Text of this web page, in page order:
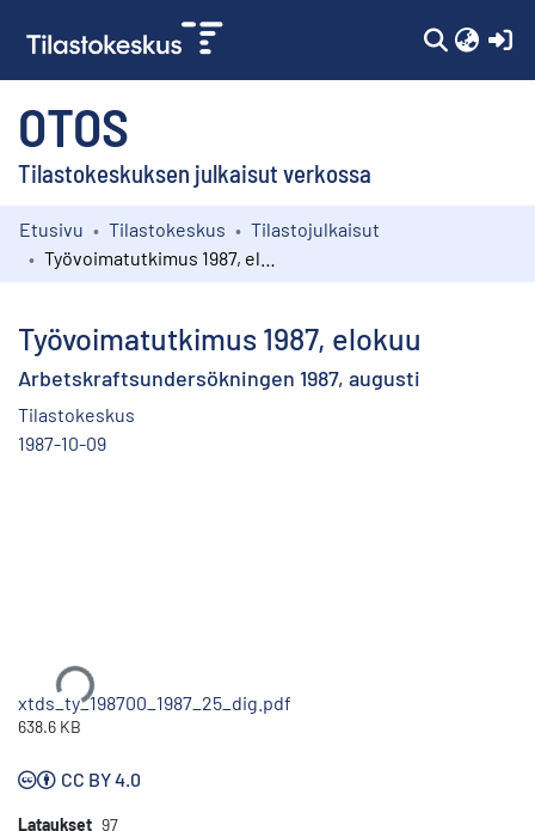
OTOS
Tilastokeskuksen julkaisut verkossa
Kokoelmat
Etusivu Tilastokeskus
Tilastojulkaisut
Työvoimatutkimus 1987, elokuu
Arbetskraftsundersökningen 1987, augusti
Tilastokeskus
1987-10-09
xtds_ty_198700_1987_25_dig.pdf
638.6 KB
CC BY 4.0
Lataukset 97